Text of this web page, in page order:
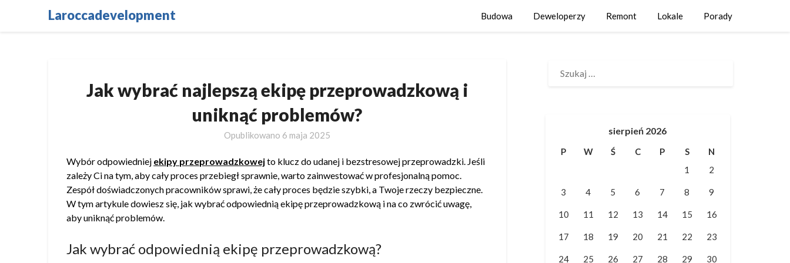
Laroccadevelopment Budowa Deweloperzy Remont Lokale Porady
Jak wybrać najlepszą ekipę przeprowadzkową i
uniknąć problemów?
Opublikowano 6 maja 2025
Wybór odpowiedniej ekipy przeprowadzkowejto klucz do udanej i bezstresowej przeprowadzki. Jeśli
zależy Ci na tym, aby cały proces przebiegł sprawnie, warto zainwestować w profesjonalną pomoc.
Zespół doświadczonych pracowników sprawi, że cały proces będzie szybki, a Twoje rzeczy bezpieczne.
W tym artykule dowiesz się, jak wybrać odpowiednią ekipę przeprowadzkową i na co zwrócić uwagę,
aby uniknąć problemów.
Jak wybrać odpowiednią ekipę przeprowadzkową?
sierpień 2026
P W Ś C P S
N
1
2
3 4 5 6 7 8 9
10 11 12 13 14 15 16
17 18 19 20 21 22 23
24 25 26 27 28 29 30